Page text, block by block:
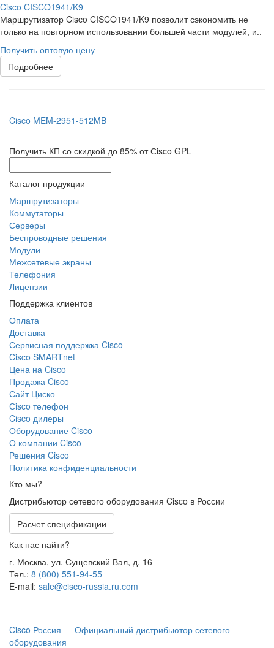
Cisco CISCO1941/K9
Маршрутизатор Cisco CISCO1941/K9 позволит сэкономить не
только на повторном использовании большей части модулей, и..
Получить оптовую цену
Подробнее
Cisco MEM-2951-512MB
Получить КП со скидкой до 85% от Сisco GPL
Каталог продукции
Маршрутизаторы
Коммутаторы
Серверы
Беспроводные решения
Модули
Межсетевые экраны
Телефония
Лицензии
Поддержка клиентов
Оплата
Доставка
Сервисная поддержка Cisco
Cisco SMARTnet
Цена на Cisco
Продажа Cisco
Сайт Циско
Сisco телефон
Cisco дилеры
Оборудование Cisco
О компании Cisco
Решения Cisco
Политика конфиденциальности
Кто мы?
Дистрибьютор сетевого оборудования Cisco в России
Расчет спецификации
Как нас найти?
г. Москва, ул. Сущевский Вал, д. 16
Тел.: 8 (800) 551-94-55
E-mail: sale@cisco-russia.ru.com
Cisco Россия — Официальный дистрибьютор сетевого
оборудования